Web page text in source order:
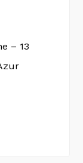
– 13